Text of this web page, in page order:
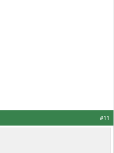
#11